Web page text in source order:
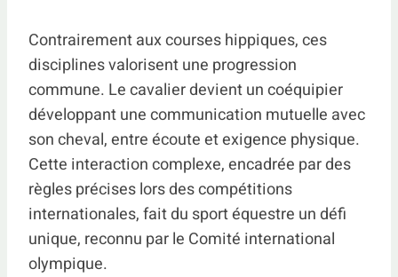
Contrairement aux courses hippiques, ces
disciplines valorisent une progression
commune. Le cavalier devient un coéquipier
développant une communication mutuelle avec
son cheval, entre écoute et exigence physique.
Cette interaction complexe, encadrée par des
règles précises lors des compétitions
internationales, fait du sport équestre un défi
unique, reconnu par le Comité international
olympique.